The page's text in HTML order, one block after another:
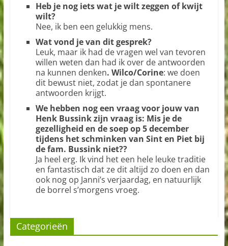
Heb je nog iets wat je wilt zeggen of kwijt
wilt?
Nee, ik ben een gelukkig mens.
Wat vond je van dit gesprek?
Leuk, maar ik had de vragen wel van tevoren
willen weten dan had ik over de antwoorden
na kunnen denken. Wilco/Corine: we doen
dit bewust niet, zodat je dan spontanere
antwoorden krijgt.
We hebben nog een vraag voor jouw van
Henk Bussink zijn vraag is: Mis je de
gezelligheid en de soep op 5 december
tijdens het schminken van Sint en Piet bij
de fam. Bussink niet??
Ja heel erg. Ik vind het een hele leuke traditie
en fantastisch dat ze dit altijd zo doen en dan
ook nog op Janni’s verjaardag, en natuurlijk
de borrel s’morgens vroeg.
Categorieën